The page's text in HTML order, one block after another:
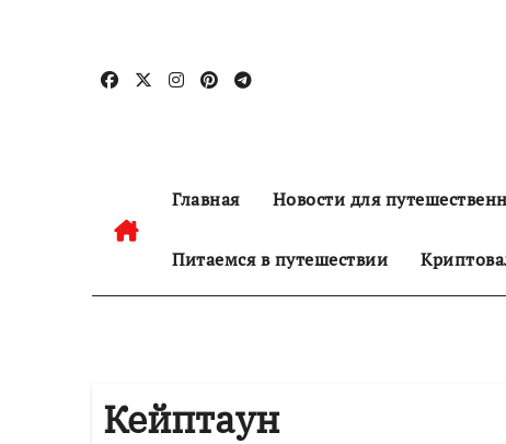
содержанию
Главная Новости для
Питаемся в путешествии
Кейптаун